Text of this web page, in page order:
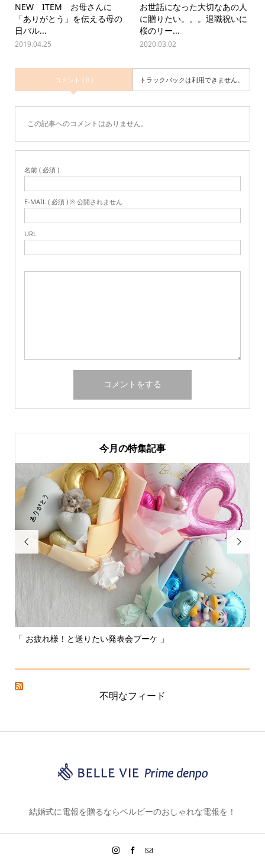
NEW ITEM お母さんに
「ありがとう」を伝える母の
日バル...
2019.04.25
お世話になった大切なあの人
に贈りたい。。。退職祝いに
桜のリー...
2020.03.02
コメント ( 0 ) トラックバックは利用できません。
この記事へのコメントはありません。
名前 ( 必須 )
E-MAIL ( 必須 ) ※ 公開されません
URL
今月の特集記事

「 お疲れ様！と送りたい発表会ブーケ 」

不明なフィード
結婚式に電報を贈るならベルビーのおしゃれな電報を！